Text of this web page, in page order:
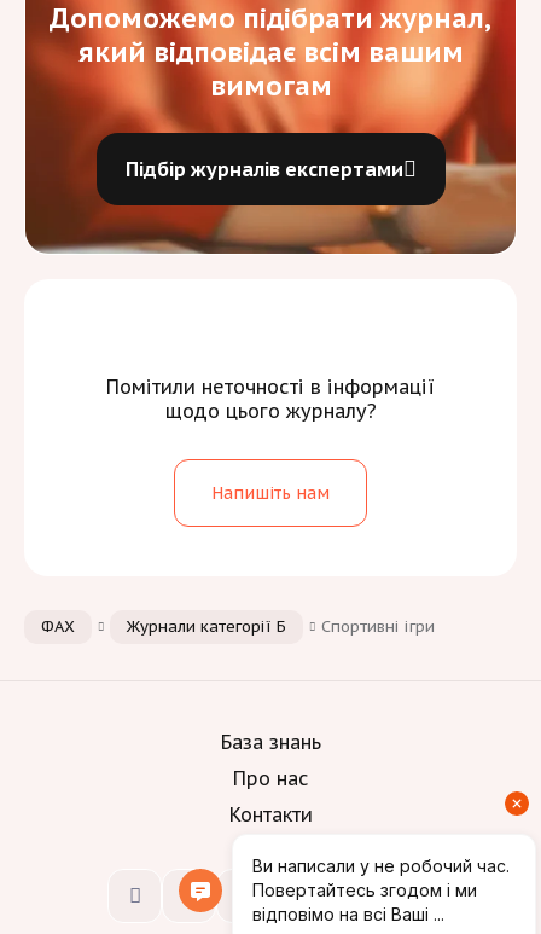
Помітили неточності в інформації
щодо цього журналу?
Напишіть нам
Допоможемо підібрати журнал,
який відповідає всім вашим
вимогам
Підбір журналів експертами
ФАХ Журнали категорії Б Спортивні ігри
База знань
Про нас
Контакти